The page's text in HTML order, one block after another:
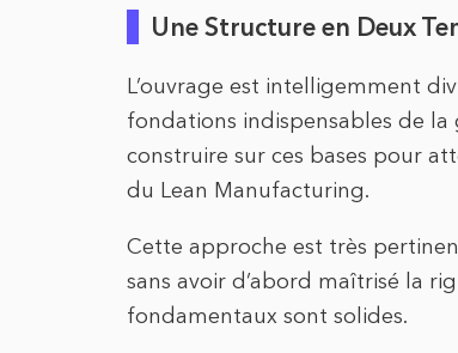
Une Structure en Deux
L’ouvrage est intelligemment
fondations indispensables de
construire sur ces bases pour
du Lean Manufacturing.
Cette approche est très
sans avoir d’abord maîtrisé la
fondamentaux sont solides.